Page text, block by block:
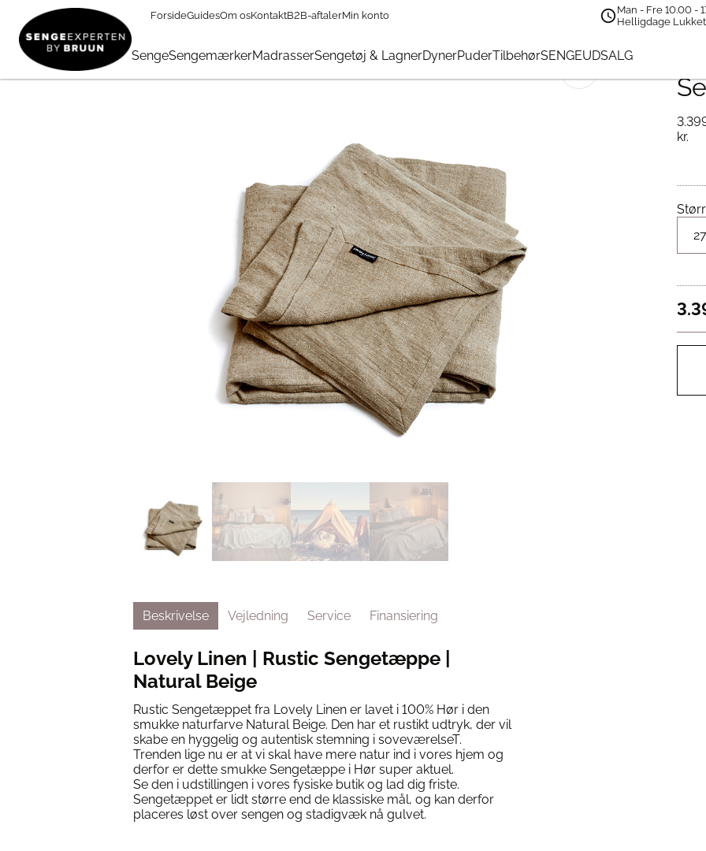
ForsideGuidesOm osKontaktB2B-aftalerMin konto
Man - Fre 10.00 -
Helligdage Lukket
SengeSengemærkerMadrasserSengetøj & LagnerDynerPuderTilbehørSENGEUDSALG
Til Soveværelset Personligt tilbehør → Sengetæpper & Plaid → Lovely Linen | Rustic Sengetæppe | Natural Beige
🔍
kr.
Beskrivelse Vejledning Service Finansiering
Lovely Linen | Rustic Sengetæppe |
Natural Beige
Rustic Sengetæppet fra Lovely Linen er lavet i 100% Hør i den
smukke naturfarve Natural Beige. Den har et rustikt udtryk, der vil
skabe en hyggelig og autentisk stemning i soveværelseT.
Trenden lige nu er at vi skal have mere natur ind i vores hjem og
derfor er dette smukke Sengetæppe i Hør super aktuel.
Se den i udstillingen i vores fysiske butik og lad dig friste.
Sengetæppet er lidt større end de klassiske mål, og kan derfor
placeres løst over sengen og stadigvæk nå gulvet.